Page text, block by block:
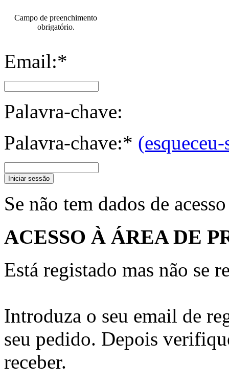
Campo de preenchimento
obrigatório.
Email:*
Palavra-chave:
Palavra-chave:* (esqueceu-
Iniciar sessão
Se não tem dados de
ACESSO À ÁREA DE
Está registado mas não se
Introduza o seu email de
seu pedido. Depois
receber.